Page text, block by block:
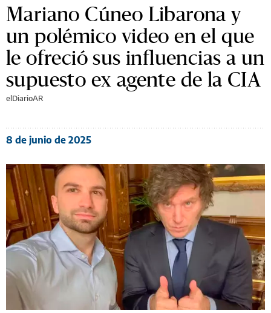
Mariano Cúneo Libarona y
un polémico video en el que
le ofreció sus influencias a un
supuesto ex agente de la CIA
elDiarioAR
8 de junio de 2025